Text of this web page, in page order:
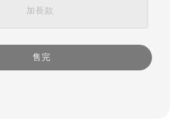
加長款
售完